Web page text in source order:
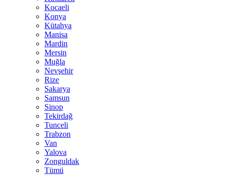
Kocaeli
Konya
Kütahya
Manisa
Mardin
Mersin
Muğla
Nevşehir
Rize
Sakarya
Samsun
Sinop
Tekirdağ
Tunceli
Trabzon
Van
Yalova
Zonguldak
Tümü